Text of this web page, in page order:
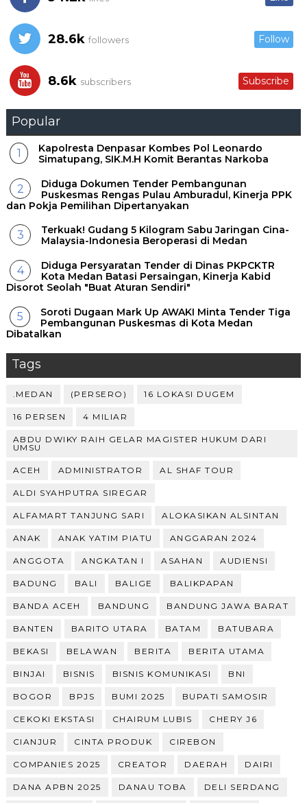
28.6k followers Follow
8.6k subscribers Subscribe
Popular
Kapolresta Denpasar Kombes Pol Leonardo
Simatupang, SIK.M.H Komit Berantas Narkoba
Diduga Dokumen Tender Pembangunan
Puskesmas Rengas Pulau Amburadul, Kinerja PPK
dan Pokja Pemilihan Dipertanyakan
Terkuak! Gudang 5 Kilogram Sabu Jaringan Cina-
Malaysia-Indonesia Beroperasi di Medan
Diduga Persyaratan Tender di Dinas PKPCKTR
Kota Medan Batasi Persaingan, Kinerja Kabid
Disorot Seolah "Buat Aturan Sendiri"
Soroti Dugaan Mark Up AWAKI Minta Tender Tiga
Pembangunan Puskesmas di Kota Medan
Dibatalkan
Tags
.MEDAN (PERSERO) 16 LOKASI DUGEM
16 PERSEN 4 MILIAR
ABDU DWIKY RAIH GELAR MAGISTER HUKUM DARI
UMSU
ACEH ADMINISTRATOR AL SHAF TOUR
ALDI SYAHPUTRA SIREGAR
ALFAMART TANJUNG SARI ALOKASIKAN ALSINTAN
ANAK ANAK YATIM PIATU ANGGARAN 2024
ANGGOTA ANGKATAN I ASAHAN AUDIENSI
BADUNG BALI BALIGE BALIKPAPAN
BANDA ACEH BANDUNG BANDUNG JAWA BARAT
BANTEN BARITO UTARA BATAM BATUBARA
BEKASI BELAWAN BERITA BERITA UTAMA
BINJAI BISNIS BISNIS KOMUNIKASI BNI
BOGOR BPJS BUMI 2025 BUPATI SAMOSIR
CEKOKI EKSTASI CHAIRUM LUBIS CHERY J6
CIANJUR CINTA PRODUK CIREBON
COMPANIES 2025 CREATOR DAERAH DAIRI
DANA APBN 2025 DANAU TOBA DELI SERDANG